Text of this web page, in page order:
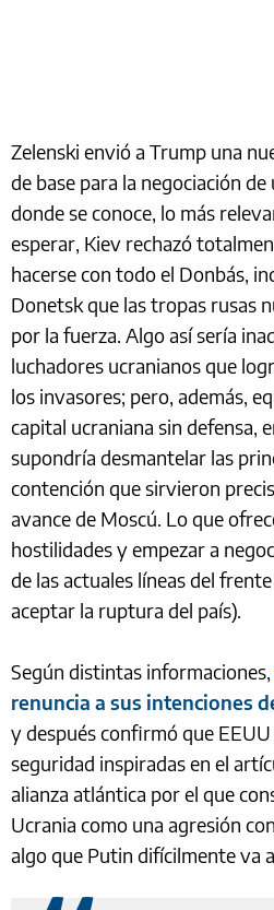
Zelenski envió a Trump una
de base para la negociación
donde se conoce, lo más
esperar, Kiev rechazó
hacerse con todo el Donbás,
Donetsk que las tropas rusas
por la fuerza. Algo así sería
luchadores ucranianos que
los invasores; pero, además,
capital ucraniana sin defensa,
supondría desmantelar las
contención que sirvieron
avance de Moscú. Lo que
hostilidades y empezar a
de las actuales líneas del
aceptar la ruptura del país).
Según distintas informaciones,
renuncia a sus intenciones
y después confirmó que
seguridad inspiradas en el
alianza atlántica por el que
Ucrania como una agresión
algo que Putin difícilmente va